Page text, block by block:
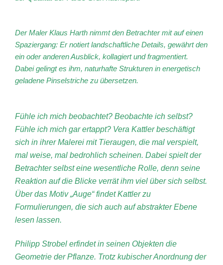
Der Maler Klaus Harth nimmt den Betrachter mit auf einen
Spaziergang: Er notiert landschaftliche Details, gewährt den
ein oder anderen Ausblick, kollagiert und fragmentiert.
Dabei gelingt es ihm, naturhafte Strukturen in energetisch
geladene Pinselstriche zu übersetzen.
Fühle ich mich beobachtet? Beobachte ich selbst?
Fühle ich mich gar ertappt? Vera Kattler beschäftigt
sich in ihrer Malerei mit Tieraugen, die mal verspielt,
mal weise, mal bedrohlich scheinen. Dabei spielt der
Betrachter selbst eine wesentliche Rolle, denn seine
Reaktion auf die Blicke verrät ihm viel über sich selbst.
Über das Motiv „Auge“ findet Kattler zu
Formulierungen, die sich auch auf abstrakter Ebene
lesen lassen.
Philipp Strobel erfindet in seinen Objekten die
Geometrie der Pflanze. Trotz kubischer Anordnung der